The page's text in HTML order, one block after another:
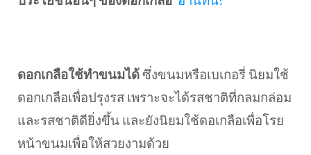
ดอกเกลือใช้ทำขนมได้ซึ่งขนมหรือเบเกอรี่ นิยมใช้
ดอกเกลือเพื่อปรุงรส เพราะจะได้รสชาติที่กลมกล่อม
และรสชาติดียิ่งขึ้น และยังนิยมใช้ดอเกลือเพื่อโรย
หน้าขนมเพื่อให้สวยงามด้วย